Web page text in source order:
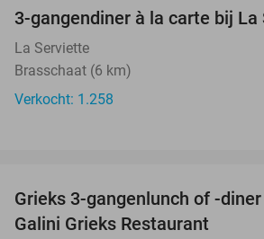
3-gangendiner à la carte bij La
La Serviette
Brasschaat (6 km)
Verkocht: 1.258
Grieks 3-gangenlunch of -
Galini Grieks Restaurant